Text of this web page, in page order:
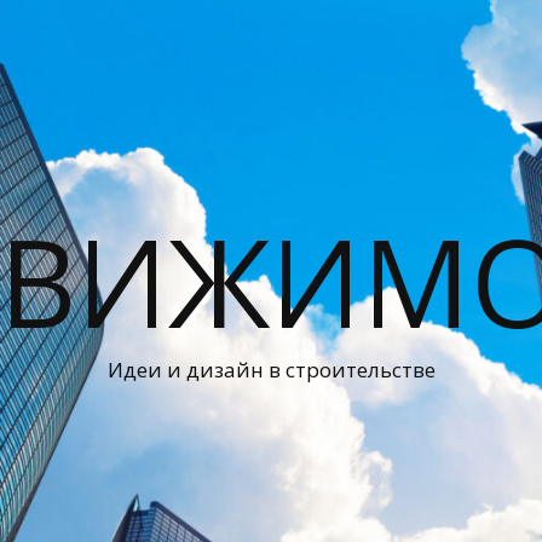
Идеи и дизайн в строительстве